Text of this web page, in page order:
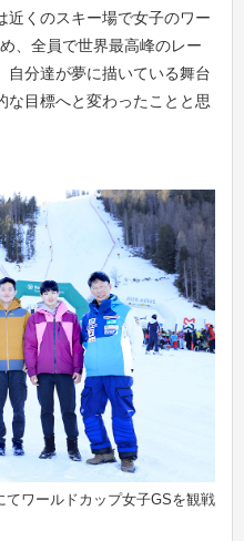
近くのスキー場で女子のワー
、全員で世界最高峰のレー
自分達が夢に描いている舞台
な目標へと変わったことと思
てワールドカップ女子GSを観戦